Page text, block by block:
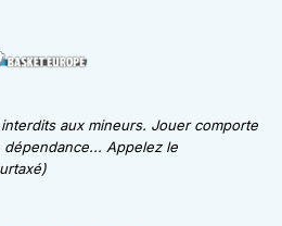
aux mineurs. Jouer comporte
Appelez le